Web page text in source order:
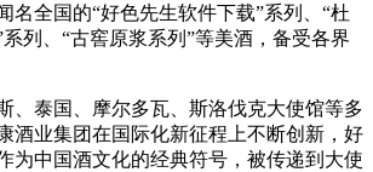
闻名全国的“好色先生软件下载”系列、“杜
、“古窖原浆系列”等美酒，备受各界
、泰国、摩尔多瓦、斯洛伐克大使馆等多
酒业集团在国际化新征程上不断创新，好
中国酒文化的经典符号，被传递到大使